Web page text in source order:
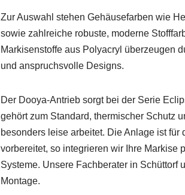
Zur Auswahl stehen Gehäusefarben wie
sowie zahlreiche robuste, moderne
Markisenstoffe aus Polyacryl überzeugen
und anspruchsvolle Designs.
Der Dooya-Antrieb sorgt bei der Serie
gehört zum Standard, thermischer Schutz
besonders leise arbeitet. Die Anlage ist
vorbereitet, so integrieren wir Ihre Markise
Systeme. Unsere Fachberater in Schüttorf
Montage.